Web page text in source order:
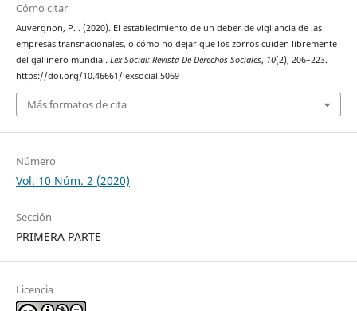
Cómo citar
Auvergnon, P. . (2020). El establecimiento de un deber de vigilancia de las
empresas transnacionales, o cómo no dejar que los zorros cuiden libremente
del gallinero mundial. Lex Social: Revista De Derechos Sociales, 10(2), 206–223.
https://doi.org/10.46661/lexsocial.5069
Más formatos de cita
Número
Vol. 10 Núm. 2 (2020)
Sección
PRIMERA PARTE
Licencia